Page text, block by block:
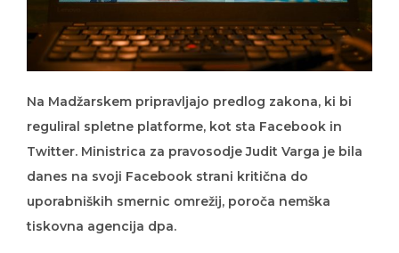
Na Madžarskem pripravljajo predlog zakona, ki bi
reguliral spletne platforme, kot sta Facebook in
Twitter. Ministrica za pravosodje Judit Varga je bila
danes na svoji Facebook strani kritična do
uporabniških smernic omrežij, poroča nemška
tiskovna agencija dpa.